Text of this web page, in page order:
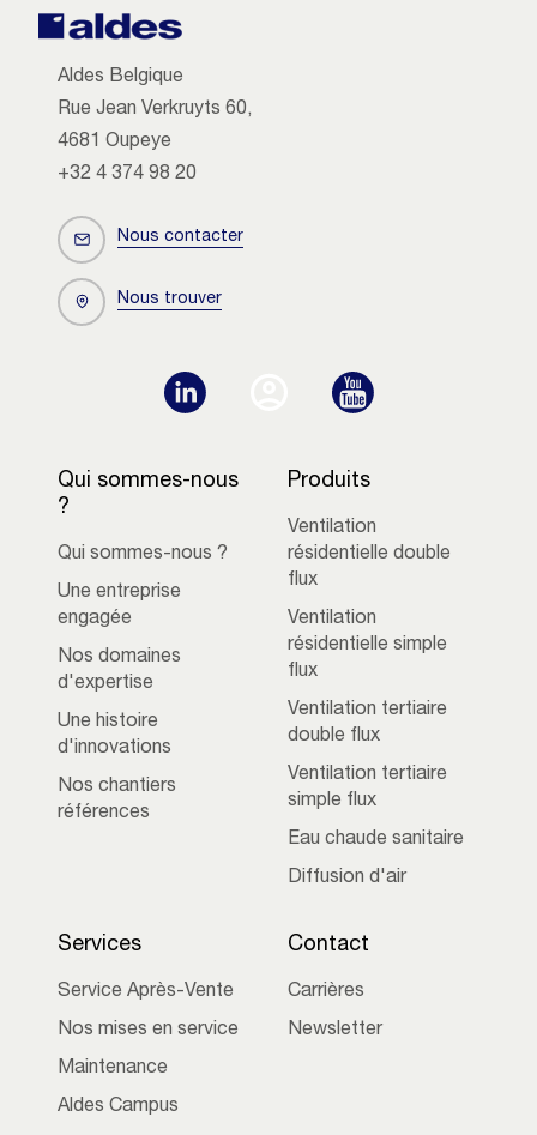
Aldes Belgique
Rue Jean Verkruyts 60,
4681 Oupeye
+32 4 374 98 20
Nous contacter
Nous trouver
Qui sommes-nous
?
Qui sommes-nous ?
Une entreprise
engagée
Nos domaines
d'expertise
Une histoire
d'innovations
Nos chantiers
références
Produits
Ventilation
résidentielle double
flux
Ventilation
résidentielle simple
flux
Ventilation tertiaire
double flux
Ventilation tertiaire
simple flux
Eau chaude sanitaire
Diffusion d'air
Services
Service Après-Vente
Nos mises en service
Maintenance
Aldes Campus
Contact
Carrières
Newsletter